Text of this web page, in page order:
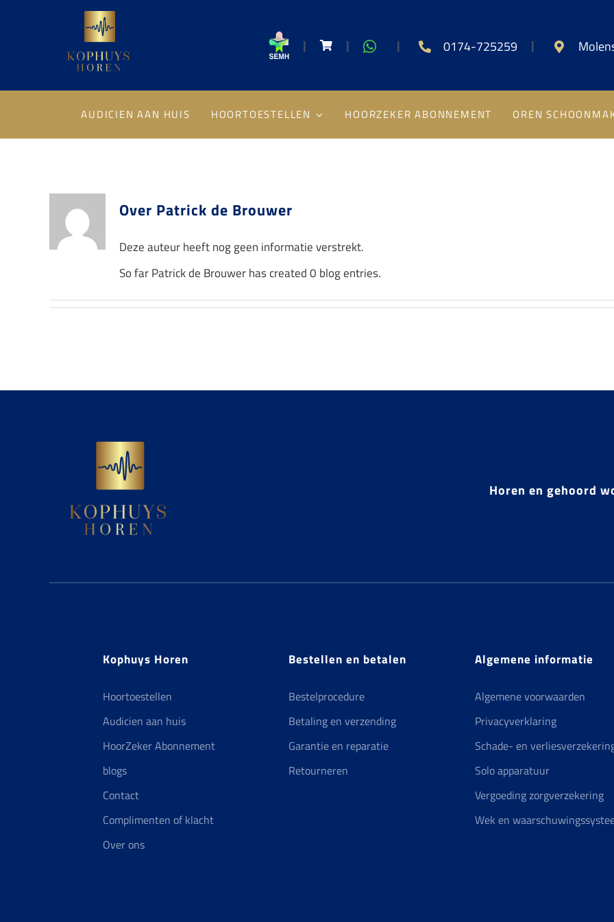
| | | 0174-725259 |
AUDICIEN AAN HUIS HOORTOESTELLEN HOORZEKER ABONNEMENT OREN
Over Patrick de Brouwer
Deze auteur heeft nog geen informatie verstrekt.
So far Patrick de Brouwer has created 0 blog entries.
Horen en gehoord
Kophuys Horen
Hoortoestellen
Audicien aan huis
HoorZeker Abonnement
blogs
Contact
Complimenten of klacht
Over ons
Bestellen en betalen
Bestelprocedure
Betaling en verzending
Garantie en reparatie
Retourneren
Algemene informatie
Algemene voorwaarden
Privacyverklaring
Schade- en
Solo apparatuur
Vergoeding zorgverzekering
Wek en